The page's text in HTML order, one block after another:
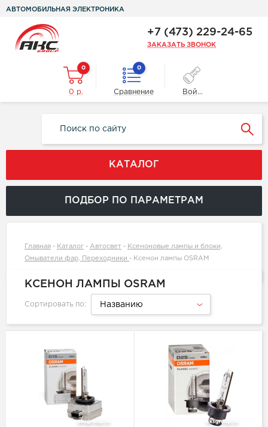
АВТОМОБИЛЬНАЯ ЭЛЕКТРОНИКА
+7 (473) 229-24-65
ЗАКАЗАТЬ ЗВОНОК
0
0 р.
0
Сравнение Войти
КАТАЛОГ
ПОДБОР ПО ПАРАМЕТРАМ
Главная - Каталог - Автосвет - Ксеноновые лампы и блоки,
Омыватели фар, Переходники - Ксенон лампы OSRAM
КСЕНОН ЛАМПЫ OSRAM
Сортировать по: Названию